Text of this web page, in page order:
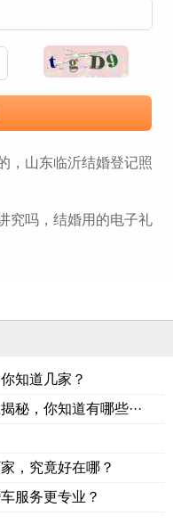
，山东临沂结婚登记照
究吗，结婚用的电子礼
知道几家？
秘，你知道有哪些···
，究竟好在哪？
服务更专业？